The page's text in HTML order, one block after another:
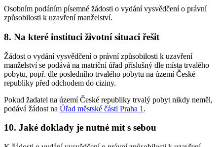
Osobním podáním písemné žádosti o vydání vysvědčení o právní
způsobilosti k uzavření manželství.
8. Na které instituci životní situaci řešit
Žádost o vydání vysvědčení o právní způsobilosti k uzavření
manželství se podává na matriční úřad příslušný dle místa trvalého
pobytu, popř. dle posledního trvalého pobytu na území České
republiky před odchodem do ciziny.
Pokud žadatel na území České republiky trvalý pobyt nikdy neměl,
podává žádost na Úřad městské části Praha 1 .
10. Jaké doklady je nutné mít s sebou